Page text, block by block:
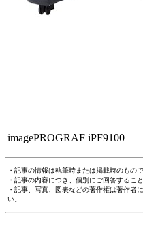
imagePROGRAF iPF9100
・記事の情報は執筆時または掲載時のもの
・記事の内容につき、個別にご回答するこ
・記事、写真、図表などの著作権は著作
い。